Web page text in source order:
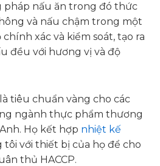
pháp nấu ăn trong đó thức
và nấu chậm trong một
xác và kiểm soát, tạo ra
đều với hương vị và độ
là tiêu chuẩn vàng cho các
ngành thực phẩm thương
Họ kết hợp nhiệt kế
tôi với thiết bị của họ để cho
thủ HACCP.